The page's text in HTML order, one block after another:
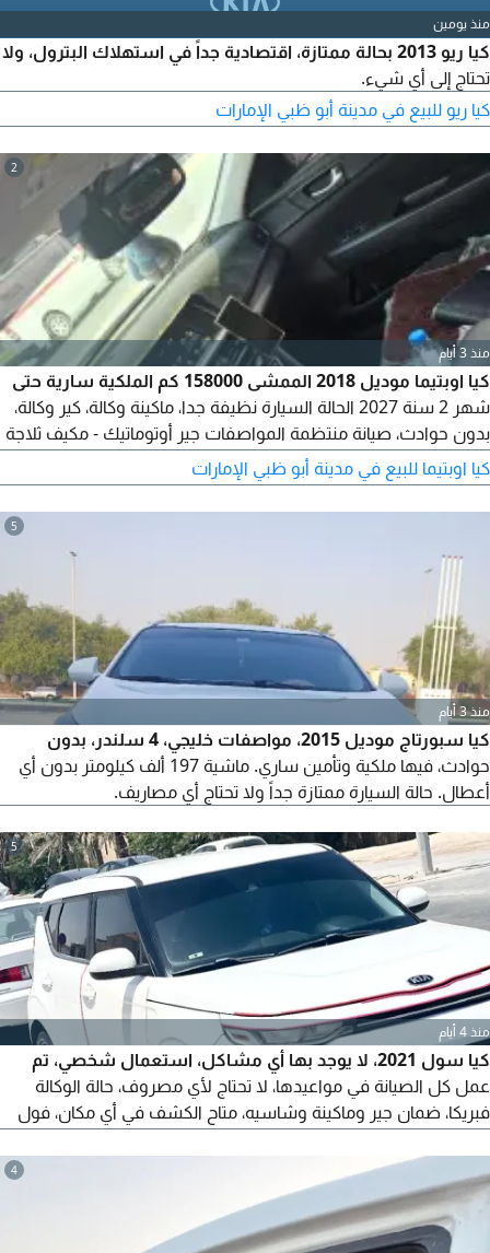
منذ يومين
كيا ريو 2013 بحالة ممتازة، اقتصادية جداً في استهلاك البترول، ولا
تحتاج إلى أي شيء.
كيا ريو للبيع في مدينة أبو ظبي الإمارات
2
منذ 3 أيام
كيا اوبتيما موديل 2018 الممشى 158000 كم الملكية سارية حتى
شهر 2 سنة 2027 الحالة السيارة نظيفة جدا، ماكينة وكالة، كير وكالة،
بدون حوادث، صيانة منتظمة المواصفات جير أوتوماتيك - مكيف ثلاجة
- شاشة + بلوتوث كاميرا خلفية + حساسات خلفية + كرسي كهربائي -
مثبت سرعة - جنوط وكالة المنيوم المكان أبوظبي - العين للتواصل
كيا اوبتيما للبيع في مدينة أبو ظبي الإمارات
5
منذ 3 أيام
كيا سبورتاج موديل 2015، مواصفات خليجي، 4 سلندر، بدون
حوادث، فيها ملكية وتأمين ساري. ماشية 197 ألف كيلومتر بدون أي
أعطال. حالة السيارة ممتازة جداً ولا تحتاج أي مصاريف.
5
منذ 4 أيام
كيا سول 2021، لا يوجد بها أي مشاكل، استعمال شخصي، تم
عمل كل الصيانة في مواعيدها، لا تحتاج لأي مصروف، حالة الوكالة
فبريكا، ضمان جير وماكينة وشاسيه، متاح الكشف في أي مكان، فول
4